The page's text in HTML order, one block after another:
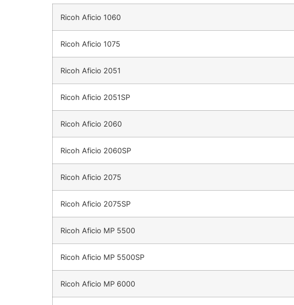
Ricoh Aficio 1060
Ricoh Aficio 1075
Ricoh Aficio 2051
Ricoh Aficio 2051SP
Ricoh Aficio 2060
Ricoh Aficio 2060SP
Ricoh Aficio 2075
Ricoh Aficio 2075SP
Ricoh Aficio MP 5500
Ricoh Aficio MP 5500SP
Ricoh Aficio MP 6000